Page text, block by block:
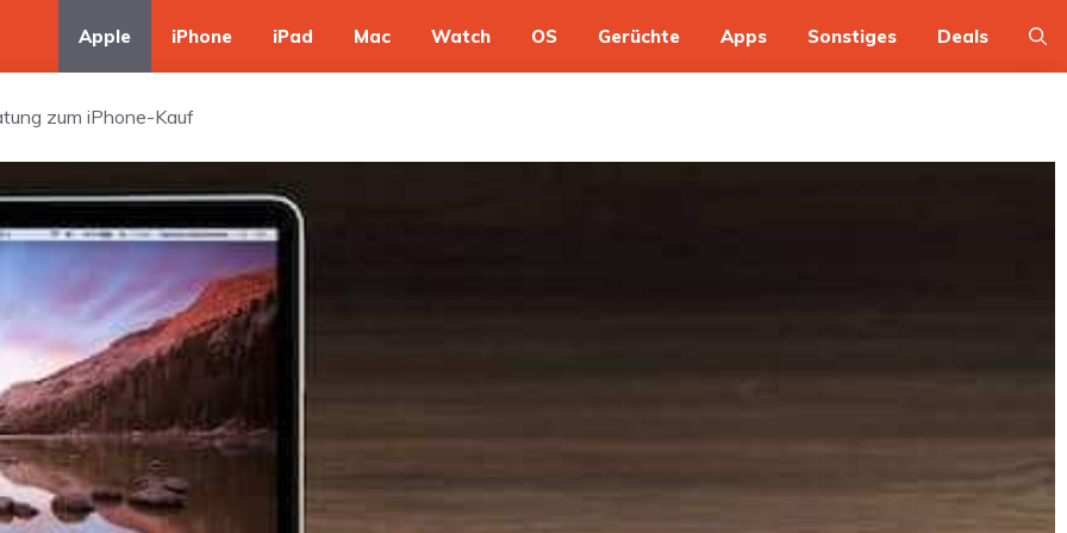
Apple iPhone iPad Mac Watch OS Gerüchte Apps Sonstiges Deals
zum iPhone-Kauf